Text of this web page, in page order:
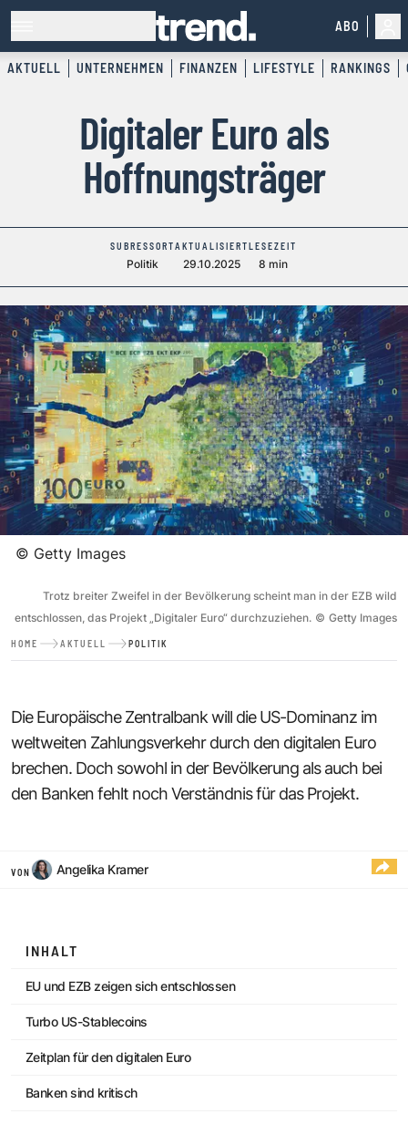
ABO
AKTUELL UNTERNEHMEN FINANZEN LIFESTYLE RANKINGS
Digitaler Euro als
Hoffnungsträger
SUBRESSORT
Politik
AKTUALISIERT
29.10.2025
LESEZEIT
8 min
© Getty Images
Trotz breiter Zweifel in der Bevölkerung scheint man in der EZB wild
entschlossen, das Projekt „Digitaler Euro“ durchzuziehen. © Getty Images
HOME AKTUELL POLITIK
Die Europäische Zentralbank will die US-Dominanz im
weltweiten Zahlungsverkehr durch den digitalen Euro
brechen. Doch sowohl in der Bevölkerung als auch bei
den Banken fehlt noch Verständnis für das Projekt.
VON Angelika Kramer
INHALT
EU und EZB zeigen sich entschlossen
Turbo US-Stablecoins
Zeitplan für den digitalen Euro
Banken sind kritisch